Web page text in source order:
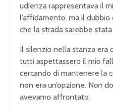
udienza rappresentava il
l’affidamento, ma il
che la strada sarebbe
Il silenzio nella stanza era
tutti aspettassero il mio
cercando di mantenere la
non era un’opzione. Non
avevamo affrontato.